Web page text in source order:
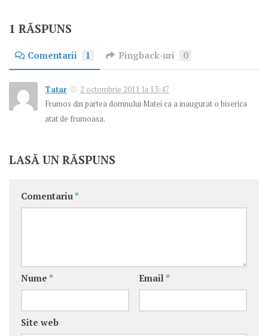
1 RĂSPUNS
Comentarii 1 Pingback-uri 0
Tatar
2 octombrie 2011 la 13:47
Frumos din partea domnului Matei ca a inaugurat o biserica
atat de frumoasa.
LASĂ UN RĂSPUNS
Comentariu *
Nume * Email *
Site web